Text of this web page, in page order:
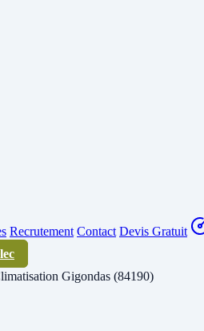
Recrutement Contact Devis Gratuit
Gigondas (84190)